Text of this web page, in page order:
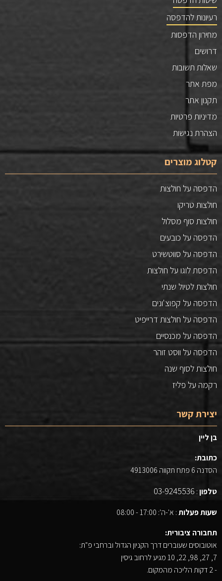
רעיונות להדפסה
מחירון הדפסות
דרושים
שאלות תשובות
מפת אתר
תקנון אתר
מדיניות פרטיות
הצהרת נגישות
קטלוג מוצרים
הדפסה על חולצות
חולצות טריקו
חולצות סוף מסלול
הדפסה על כובעים
הדפסה על סווטשירט
הדפסת לוגו על חולצות
חולצות לטיול שנתי
הדפסה על קפוצ'ונים
הדפסה על חולצות דרייפיט
הדפסה על מכנסיים
הדפסה על ווסט זוהר
חולצות לסוף שנה
רקמה על פליז
יצירת קשר
בן ליין
כתובת:
הסדנה 6 פתח תקווה 4913006
טלפון:
03-9245536
שעות פעלות: א'-ה': 17:00 - 08:00
תחבורה ציבורית:
אוטובוסים שעוברים דרך הקניון הגדול וברחבי פ"ת:
7, 27, 98, 22, 10 מגיע לרחוב גיסין
- 2 דקות הליכה מהמקום.